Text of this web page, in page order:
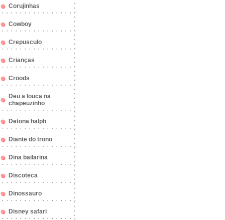
Corujinhas
Cowboy
Crepusculo
Crianças
Croods
Deu a louca na
chapeuzinho
Detona halph
Diante do trono
Dina bailarina
Discoteca
Dinossauro
Disney safari